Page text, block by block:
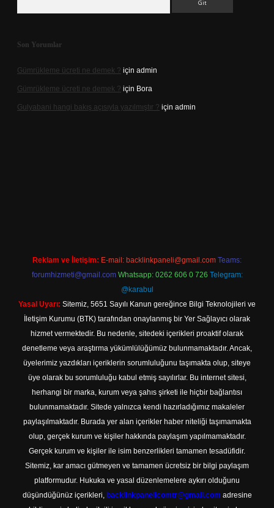
Son Yorumlar
Gümrükleme ücreti ne demek ? için admin
Gümrükleme ücreti ne demek ? için Bora
Gulyabani hangi bakış açısıyla yazılmıştır ? için admin
Reklam ve İletişim: E-mail: backlinkpaneli@gmail.com Teams:
forumhizmeti@gmail.com Whatsapp: 0262 606 0 726 Telegram:
@karabul
Yasal Uyarı: Sitemiz, 5651 Sayılı Kanun gereğince Bilgi Teknolojileri ve
İletişim Kurumu (BTK) tarafından onaylanmış bir Yer Sağlayıcı olarak
hizmet vermektedir. Bu nedenle, sitedeki içerikleri proaktif olarak
denetleme veya araştırma yükümlülüğümüz bulunmamaktadır. Ancak,
üyelerimiz yazdıkları içeriklerin sorumluluğunu taşımakta olup, siteye
üye olarak bu sorumluluğu kabul etmiş sayılırlar. Bu internet sitesi,
herhangi bir marka, kurum veya şahıs şirketi ile hiçbir bağlantısı
bulunmamaktadır. Sitede yalnızca kendi hazırladığımız makaleler
paylaşılmaktadır. Burada yer alan içerikler haber niteliği taşımamakta
olup, gerçek kurum ve kişiler hakkında paylaşım yapılmamaktadır.
Gerçek kurum ve kişiler ile isim benzerlikleri tamamen tesadüfidir.
Sitemiz, kar amacı gütmeyen ve tamamen ücretsiz bir bilgi paylaşım
platformudur. Hukuka ve yasal düzenlemelere aykırı olduğunu
düşündüğünüz içerikleri, backlinkpanelicomtr@gmail.com adresine